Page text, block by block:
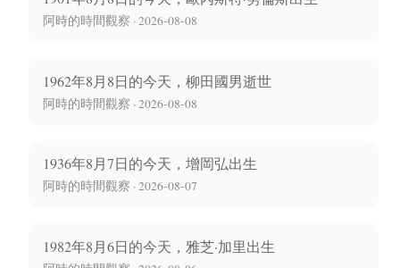
阿時的時間觀察 · 2026-08-08
1962年8月8日的今天，柳田國男逝世
阿時的時間觀察 · 2026-08-08
1936年8月7日的今天，增岡弘出生
阿時的時間觀察 · 2026-08-07
1982年8月6日的今天，雅芝·加里出生